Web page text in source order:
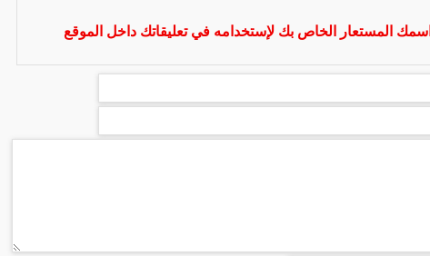
المستعار الخاص بك لإستخدامه في تعليقاتك داخل الموقع